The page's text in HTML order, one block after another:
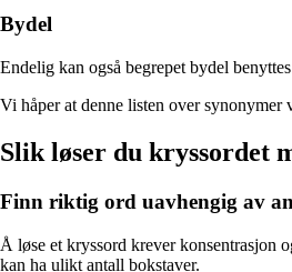
Bydel
Endelig kan også begrepet bydel
Vi håper at denne listen over
Slik løser du kryssordet
Finn riktig ord uavhengig av
Å løse et kryssord krever konsentrasjon
kan ha ulikt antall bokstaver.